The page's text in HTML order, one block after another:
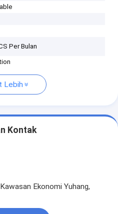
Per Bulan
Lebih
Kontak
Ekonomi Yuhang,